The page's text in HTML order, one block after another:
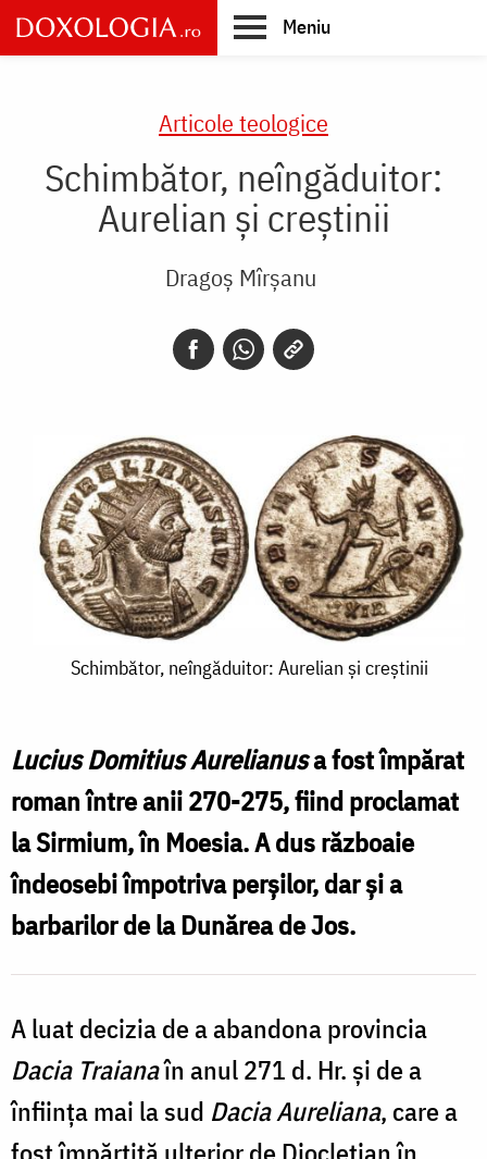
Skip
to
main
Meniu
Articole teologice
Schimbător, neîngăduitor:
Aurelian și creștinii
Dragoș Mîrșanu
Schimbător,
Aurelian
și
creștinii
Schimbător, neîngăduitor: Aurelian și creștinii
Lucius Domitius Aurelianusa fost împărat
roman între anii 270-275, fiind proclamat
la Sirmium, în Moesia. A dus războaie
îndeosebi împotriva perşilor, dar şi a
barbarilor de la Dunărea de Jos.
A luat decizia de a abandona provincia
Dacia Traianaîn anul 271 d. Hr. și de a
înființa mai la sud Dacia Aureliana, care a